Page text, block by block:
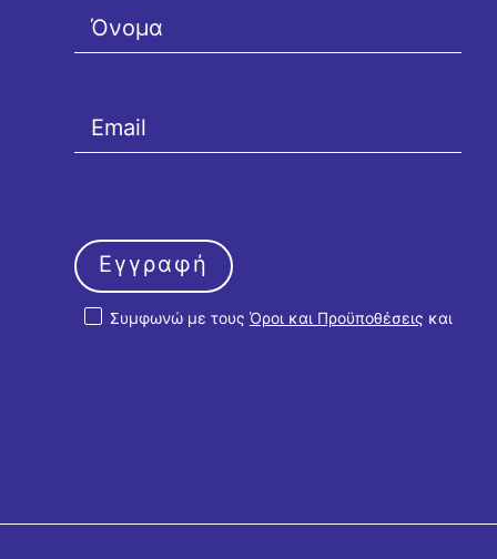
Συμφωνώ με τους Όροι και Προϋποθέσεις και
Εγγραφή